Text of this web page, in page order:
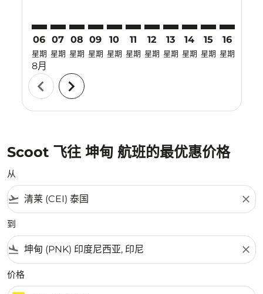
06
星期
8月
07
星期
08
星期
09
星期
10
星期
11
星期
12
星期
13
星期
14
星期
15
星期
16
星期
chevron_left chevron_right
Scoot 飞往 坤甸 航班的最优惠价格
从
flight_takeoff close
到
flight_land close
价格